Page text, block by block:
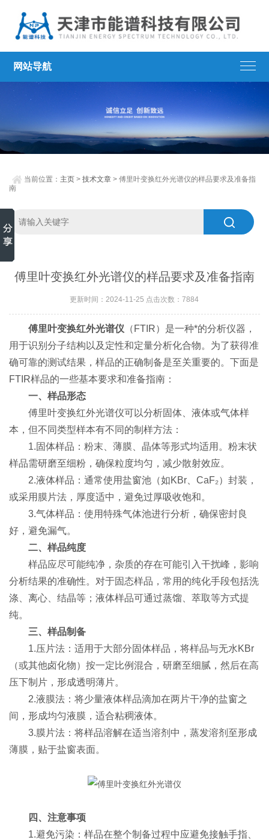
网站导航
当前位置： 主页 >技术文章 > 傅里叶变换红外光谱仪的样品要求及准备指
南
傅里叶变换红外光谱仪的样品要求及准备指南
更新时间：2024-11-25 点击次数：7884
傅里叶变换红外光谱仪 （FTIR）是一种*的分析仪器，
用于识别分子结构以及定性和定量分析化合物。为了获得准
确可靠的测试结果，样品的正确制备是至关重要的。下面是
FTIR样品的一些基本要求和准备指南：
一、样品形态
傅里叶变换红外光谱仪可以分析固体、液体或气体样
本，但不同类型样本有不同的制样方法：
1.固体样品：粉末、薄膜、晶体等形式均适用。粉末状
样品需研磨至细粉，确保粒度均匀，减少散射效应。
2.液体样品：通常使用盐窗池（如KBr、CaF₂）封装，
或采用膜片法，厚度适中，避免过厚吸收饱和。
3.气体样品：使用特殊气体池进行分析，确保密封良
好，避免漏气。
二、样品纯度
样品应尽可能纯净，杂质的存在可能引入干扰峰，影响
分析结果的准确性。对于固态样品，常用的纯化手段包括洗
涤、离心、结晶等；液体样品可通过蒸馏、萃取等方式提
纯。
三、样品制备
1.压片法：适用于大部分固体样品，将样品与无水KBr
（或其他卤化物）按一定比例混合，研磨至细腻，然后在高
压下制片，形成透明薄片。
2.液膜法：将少量液体样品滴加在两片干净的盐窗之
间，形成均匀液膜，适合粘稠液体。
3.膜片法：将样品溶解在适当溶剂中，蒸发溶剂至形成
薄膜，贴于盐窗表面。
四、注意事项
1.避免污染：样品在整个制备过程中应避免接触手指、